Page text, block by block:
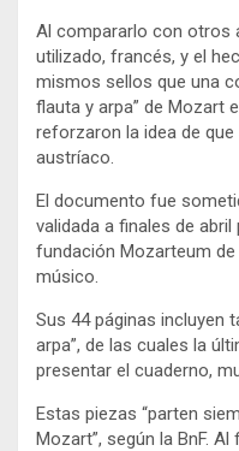
Al compararlo con otros
utilizado, francés, y el
mismos sellos que una
flauta y arpa” de Mozart
reforzaron la idea de
austríaco.
El documento fue
validada a finales de
fundación Mozarteum de
músico.
Sus 44 páginas incluyen
arpa”, de las cuales la
presentar el cuaderno,
Estas piezas “parten
Mozart”, según la BnF.